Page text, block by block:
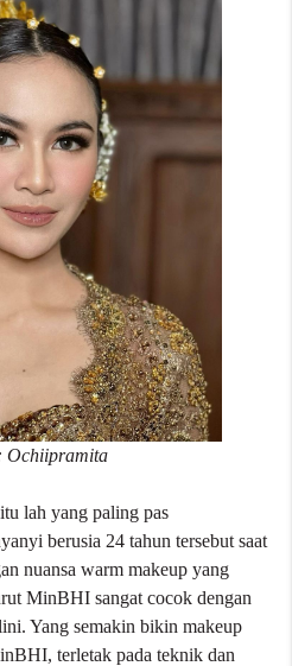
Ochiipramita
lah yang paling pas
berusia 24 tahun tersebut saat
nuansa warm makeup yang
MinBHI sangat cocok dengan
Yang semakin bikin makeup
terletak pada teknik dan